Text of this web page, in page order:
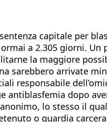
capitale per
a 2.305 giorni.
la maggiore
sarebbero arrivate
responsabile
dopo
lo stesso il
o guardia